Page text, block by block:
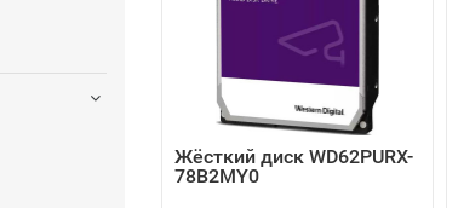
Жёсткий диск WD62PURX-
78B2MY0